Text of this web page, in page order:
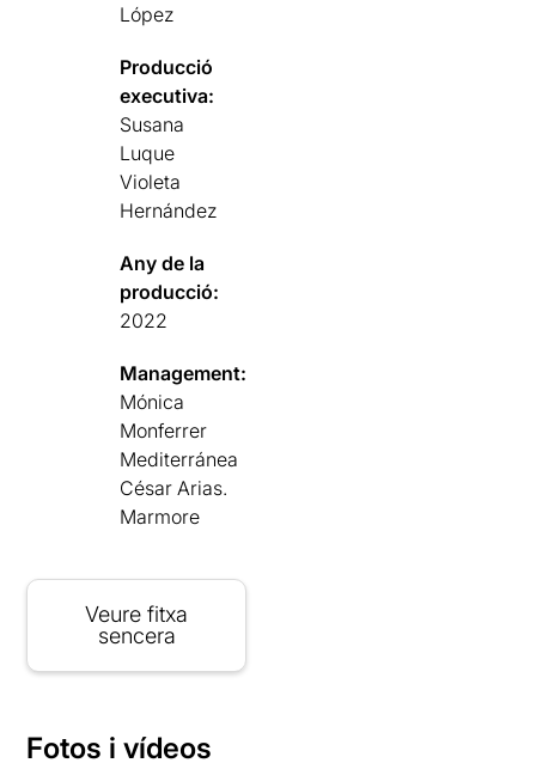
López
Producció
executiva:
Susana
Luque
Violeta
Hernández
Any de la
producció:
2022
Management:
Mónica
Monferrer
Mediterránea
César Arias.
Marmore
Veure fitxa
sencera
Fotos i vídeos